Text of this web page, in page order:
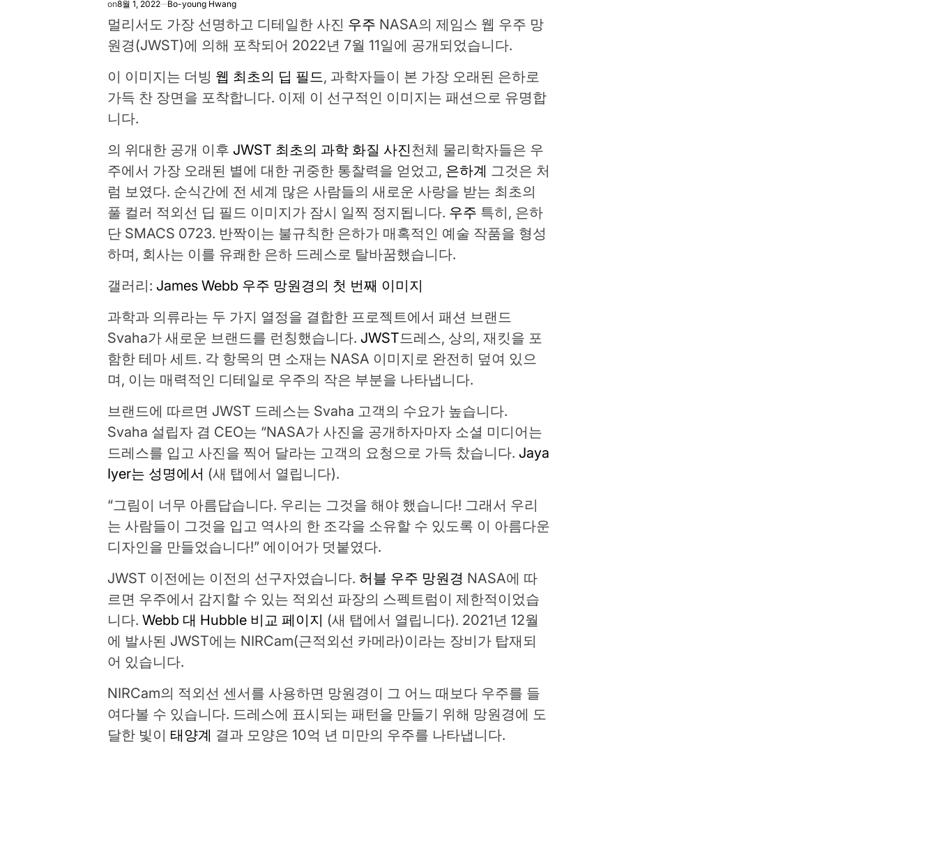
on8월 1, 2022 Bo-young Hwang
멀리서도 가장 선명하고 디테일한 사진 우주 NASA의 제임스 웹 우주 망
원경(JWST)에 의해 포착되어 2022년 7월 11일에 공개되었습니다.
이 이미지는 더빙 웹 최초의 딥 필드 , 과학자들이 본 가장 오래된 은하로
가득 찬 장면을 포착합니다. 이제 이 선구적인 이미지는 패션으로 유명합
니다.
의 위대한 공개 이후JWST 최초의 과학 화질 사진천체 물리학자들은 우
주에서 가장 오래된 별에 대한 귀중한 통찰력을 얻었고, 은하계 그것은 처
럼 보였다. 순식간에 전 세계 많은 사람들의 새로운 사랑을 받는 최초의
풀 ​​컬러 적외선 딥 필드 이미지가 잠시 일찍 정지됩니다. 우주 특히, 은하
단 SMACS 0723. 반짝이는 불규칙한 은하가 매혹적인 예술 작품을 형성
하며, 회사는 이를 유쾌한 은하 드레스로 탈바꿈했습니다.
갤러리:James Webb 우주 망원경의 첫 번째 이미지
과학과 의류라는 두 가지 열정을 결합한 프로젝트에서 패션 브랜드
Svaha가 새로운 브랜드를 런칭했습니다.JWST드레스, 상의, 재킷을 포
함한 테마 세트. 각 항목의 면 소재는 NASA 이미지로 완전히 덮여 있으
며, 이는 매력적인 디테일로 우주의 작은 부분을 나타냅니다.
브랜드에 따르면 JWST 드레스는 Svaha 고객의 수요가 높습니다.
Svaha 설립자 겸 CEO는 “NASA가 사진을 공개하자마자 소셜 미디어는
드레스를 입고 사진을 찍어 달라는 고객의 요청으로 가득 찼습니다.Jaya
Iyer는 성명에서 (새 탭에서 열립니다).
“그림이 너무 아름답습니다. 우리는 그것을 해야 했습니다! 그래서 우리
는 사람들이 그것을 입고 역사의 한 조각을 소유할 수 있도록 이 아름다운
디자인을 만들었습니다!” 에이어가 덧붙였다.
JWST 이전에는 이전의 선구자였습니다. 허블 우주 망원경 NASA에 따
르면 우주에서 감지할 수 있는 적외선 파장의 스펙트럼이 제한적이었습
니다.Webb 대 Hubble 비교 페이지 (새 탭에서 열립니다). 2021년 12월
에 발사된 JWST에는 NIRCam(근적외선 카메라)이라는 장비가 탑재되
어 있습니다.
NIRCam의 적외선 센서를 사용하면 망원경이 그 어느 때보다 우주를 들
여다볼 수 있습니다. 드레스에 표시되는 패턴을 만들기 위해 망원경에 도
달한 빛이 태양계 결과 모양은 10억 년 미만의 우주를 나타냅니다.